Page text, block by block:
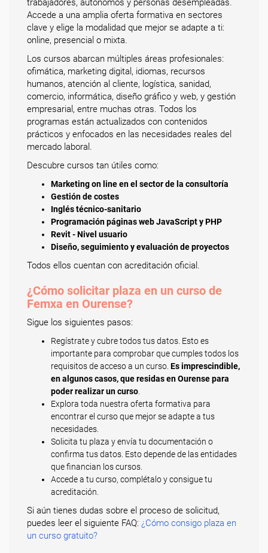
trabajadores, autónomos y personas desempleadas.
Accede a una amplia oferta formativa en sectores
clave y elige la modalidad que mejor se adapte a ti:
online, presencial o mixta.
Los cursos abarcan múltiples áreas profesionales:
ofimática, marketing digital, idiomas, recursos
humanos, atención al cliente, logística, sanidad,
comercio, informática, diseño gráfico y web, y gestión
empresarial, entre muchas otras. Todos los
programas están actualizados con contenidos
prácticos y enfocados en las necesidades reales del
mercado laboral.
Descubre cursos tan útiles como:
Marketing on line en el sector de la consultoría
Gestión de costes
Inglés técnico-sanitario
Programación páginas web JavaScript y PHP
Revit - Nivel usuario
Diseño, seguimiento y evaluación de proyectos
Todos ellos cuentan con acreditación oficial.
¿Cómo solicitar plaza en un curso de
Femxa en Ourense?
Sigue los siguientes pasos:
Regístrate y cubre todos tus datos. Esto es
importante para comprobar que cumples todos los
requisitos de acceso a un curso. Es imprescindible,
en algunos casos, que residas en Ourense para
poder realizar un curso
Explora toda nuestra oferta formativa para
encontrar el curso que mejor se adapte a tus
necesidades.
Solicita tu plaza y envía tu documentación o
confirma tus datos. Esto depende de las entidades
que financian los cursos.
Accede a tu curso, complétalo y consigue tu
acreditación.
Si aún tienes dudas sobre el proceso de solicitud,
puedes leer el siguiente FAQ: ¿Cómo consigo plaza en
un curso gratuito?